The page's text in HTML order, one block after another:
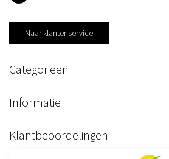
Naar klantenservice
Categorieën
Informatie
Klantbeoordelingen